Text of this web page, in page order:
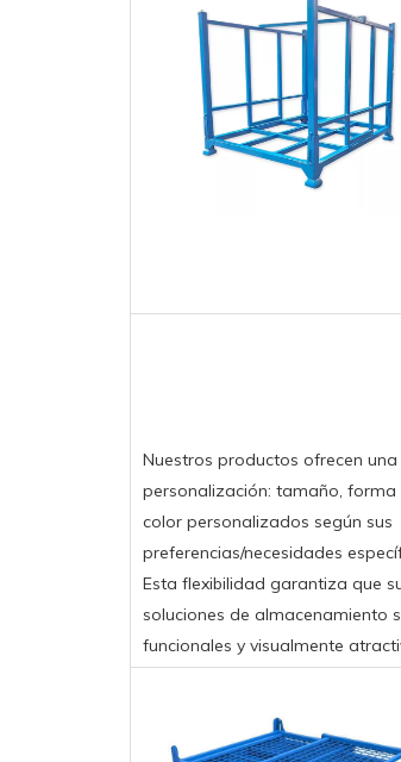
Nuestros productos ofrecen
personalización: tamaño, forma
color personalizados según sus
preferencias/necesidades
Esta flexibilidad garantiza que
soluciones de almacenamiento
funcionales y visualmente